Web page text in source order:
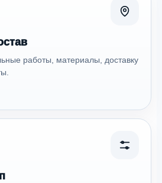
работы, материалы, доставку